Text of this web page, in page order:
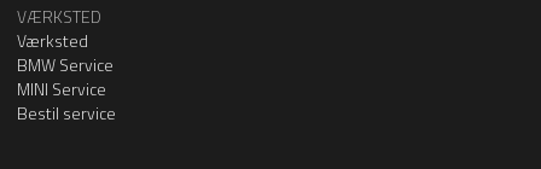
VÆRKSTED
Værksted
BMW Service
MINI Service
Bestil service